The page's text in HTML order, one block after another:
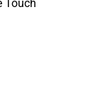
Touch